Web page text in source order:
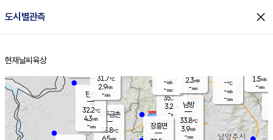
도시별관측 close
홈
현재날씨 육상
양주
35.2℃
3.2
-mm
파주금촌
33.8℃
m/s
-℃
-m/s
-mm
탄현
32.2℃
4.3m/s
-mm
1.5m/s
-mm
남방
33.8℃
3.9m/s
-mm
장흥면
-m/s
-mm
31.7℃
2.9m/s
-mm
2.3m/s
-mm